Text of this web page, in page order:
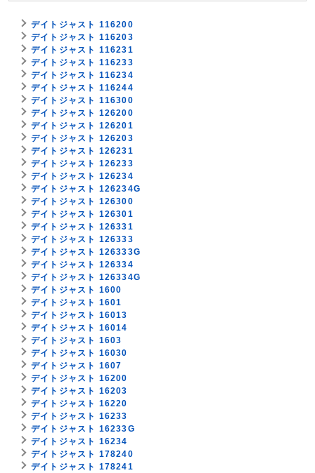
デイトジャスト 116200
デイトジャスト 116203
デイトジャスト 116231
デイトジャスト 116233
デイトジャスト 116234
デイトジャスト 116244
デイトジャスト 116300
デイトジャスト 126200
デイトジャスト 126201
デイトジャスト 126203
デイトジャスト 126231
デイトジャスト 126233
デイトジャスト 126234
デイトジャスト 126234G
デイトジャスト 126300
デイトジャスト 126301
デイトジャスト 126331
デイトジャスト 126333
デイトジャスト 126333G
デイトジャスト 126334
デイトジャスト 126334G
デイトジャスト 1600
デイトジャスト 1601
デイトジャスト 16013
デイトジャスト 16014
デイトジャスト 1603
デイトジャスト 16030
デイトジャスト 1607
デイトジャスト 16200
デイトジャスト 16203
デイトジャスト 16220
デイトジャスト 16233
デイトジャスト 16233G
デイトジャスト 16234
デイトジャスト 178240
デイトジャスト 178241